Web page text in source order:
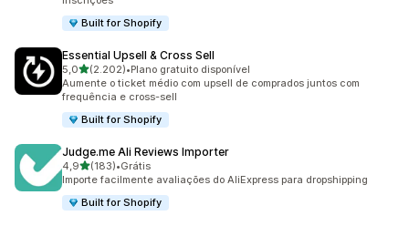
Built for Shopify
Essential Upsell & Cross Sell
5,0de 5 estrelas
(2.202)
2202 avaliações ao todo
•Plano gratuito disponível
Aumente o ticket médio com upsell de comprados juntos com
frequência e cross-sell
Built for Shopify
Judge.me Ali Reviews Importer
4,9de 5 estrelas
(183)
183 avaliações ao todo
•Grátis
Importe facilmente avaliações do AliExpress para dropshipping
Built for Shopify